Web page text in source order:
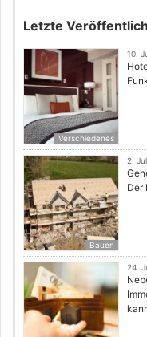
Letzte
Verschiedenes
10.
Bauen
2.
Der
24.